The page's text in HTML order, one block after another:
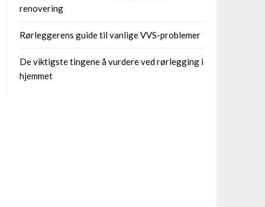
renovering
Rørleggerens guide til vanlige VVS-problemer
De viktigste tingene å vurdere ved rørlegging i
hjemmet